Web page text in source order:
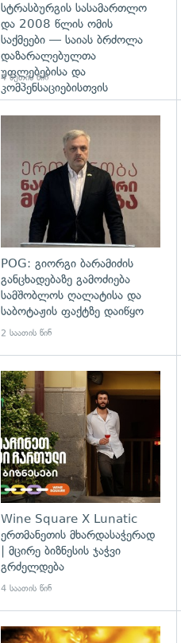
სტრასბურგის სასამართლო
და 2008 წლის ომის
საქმეები — საიას ბრძოლა
დაზარალებულთა
უფლებებისა და
კომპენსაციებისთვის
4 წუთის წინ
POG: გიორგი ბარამიძის
განცხადებაზე გამოძიება
სამშობლოს ღალატისა და
საბოტაჟის ფაქტზე დაიწყო
2 საათის წინ
Wine Square X Lunatic
ერთმანეთის მხარდასაჭერად
| მცირე ბიზნესის ჯაჭვი
გრძელდება
4 საათის წინ